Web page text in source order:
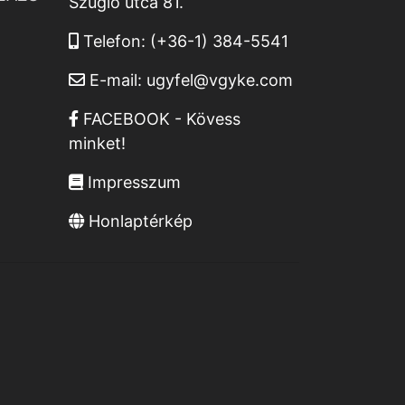
Telefon: (+36-1) 384-5541
E-mail: ugyfel@vgyke.com
FACEBOOK - Kövess
minket!
Impresszum
Honlaptérkép